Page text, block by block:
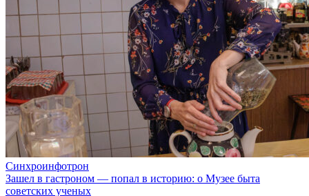
Синхроинфотрон
Зашел в гастроном — попал в историю: о Музее быта
советских ученых